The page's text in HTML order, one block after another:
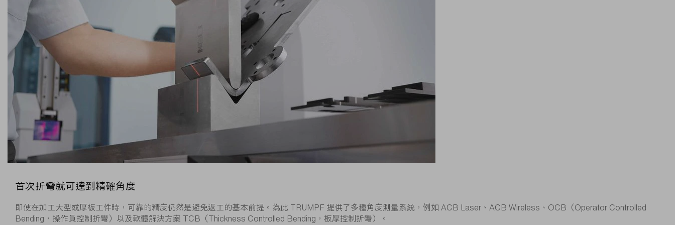
首次折彎就可達到精確角度
即使在加工大型或厚板工件時，可靠的精度仍然是避免返工的基本前提。為此 TRUMPF 提供了多種角度測量系統，例如 ACB Laser、ACB Wireless、OCB（Operator Controlled
Bending，操作員控制折彎）以及軟體解決方案 TCB（Thickness Controlled Bending，板厚控制折彎）。